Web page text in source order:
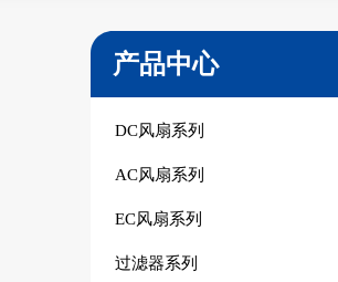
产品中心
企业简介
企业优势
企业环境
企业荣誉
DC风扇系列
AC风扇系列
EC风扇系列
过滤器系列